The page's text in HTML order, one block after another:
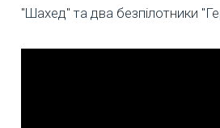
"Шахед" та два безпілотники